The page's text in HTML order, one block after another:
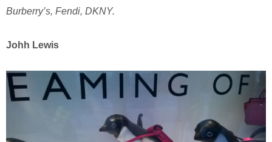
Burberry’s, Fendi, DKNY.
Johh Lewis